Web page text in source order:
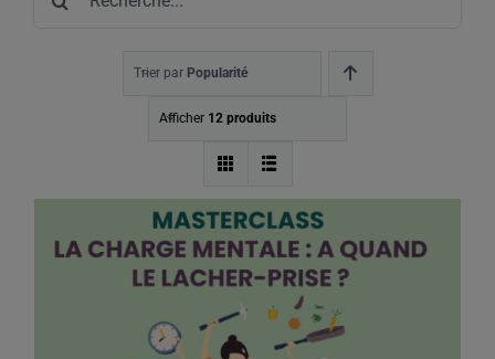
Trier par Popularité
Afficher 12 produits